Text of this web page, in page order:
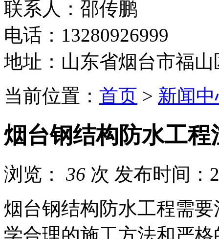
联系人：邵传鹏
电话：13280926999
地址：山东省烟台市福
当前位置： 首页 > 新闻
烟台钢结构防水工程
浏览： 36 次 发布时间：
烟台钢结构防水工程需